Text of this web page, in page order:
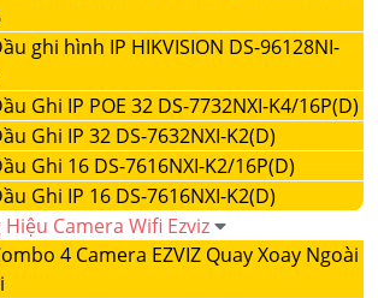
ghi hình IP HIKVISION DS-96128NI-
Ghi IP POE 32 DS-7732NXI-K4/16P(D)
Ghi IP 32 DS-7632NXI-K2(D)
Ghi 16 DS-7616NXI-K2/16P(D)
Ghi IP 16 DS-7616NXI-K2(D)
Camera Wifi Ezviz
4 Camera EZVIZ Quay Xoay Ngoài